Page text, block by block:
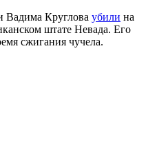
Вадима Круглова убили на
штате Невада. Его
сжигания чучела.